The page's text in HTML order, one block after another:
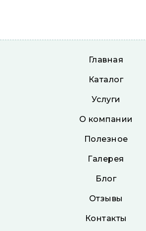
Главная
Каталог
Услуги
О компании
Полезное
Галерея
Блог
Отзывы
Контакты